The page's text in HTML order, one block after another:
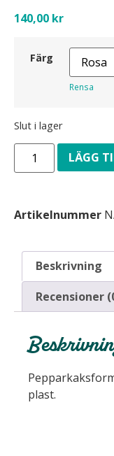
140,00 kr
Färg
Rensa
Slut i lager
LÄGG
Artikelnummer
Beskrivning
Recensioner
plast.